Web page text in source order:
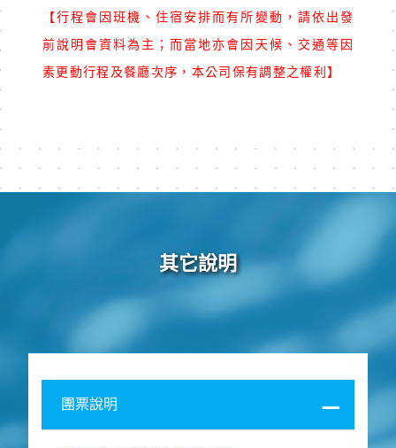
【行程會因班機、住宿安排而有所變動，請依出發
前說明會資料為主；而當地亦會因天候、交通等因
素更動行程及餐廳次序，本公司保有調整之權利】
其它說明
團票說明